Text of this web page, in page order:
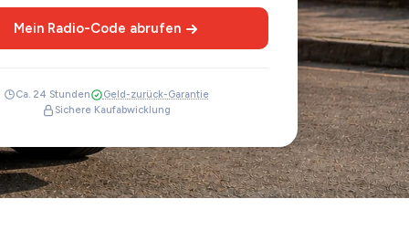
Mein Radio-Code abrufen
Ca. 24 Stunden
Geld-zurück-Garantie
Sichere Kaufabwicklung